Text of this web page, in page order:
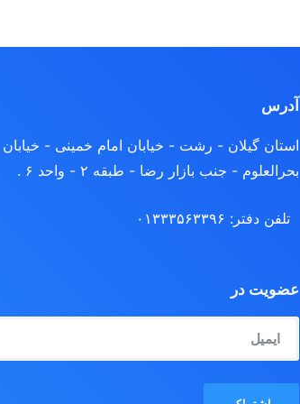
آدرس
استان گیلان - رشت - خیابان امام خمینی - خیابان
بحرالعلوم - جنب بازار رضا - طبقه ۲ - واحد ۶ .
تلفن دفتر: ۰۱۳۳۳۵۶۳۳۹۶
عضویت در